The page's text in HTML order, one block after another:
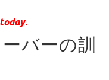
バーの訓